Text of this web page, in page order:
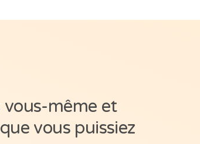
même et
vous puissiez